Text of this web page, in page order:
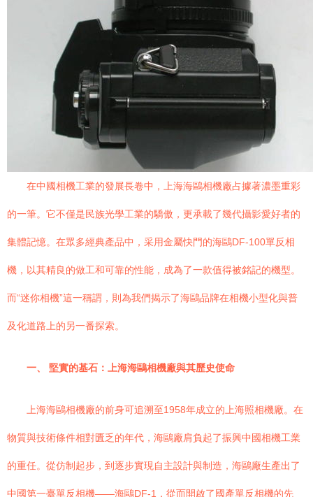
在中國相機工業的發展長卷中，上海海鷗相機廠占據著濃墨重彩
的一筆。它不僅是民族光學工業的驕傲，更承載了幾代攝影愛好者的
集體記憶。在眾多經典產品中，采用金屬快門的海鷗DF-100單反相
機，以其精良的做工和可靠的性能，成為了一款值得被銘記的機型。
而“迷你相機”這一稱謂，則為我們揭示了海鷗品牌在相機小型化與普
及化道路上的另一番探索。
一、 堅實的基石：上海海鷗相機廠與其歷史使命
上海海鷗相機廠的前身可追溯至1958年成立的上海照相機廠。在
物質與技術條件相對匱乏的年代，海鷗廠肩負起了振興中國相機工業
的重任。從仿制起步，到逐步實現自主設計與制造，海鷗廠生產出了
中國第一臺單反相機——海鷗DF-1，從而開啟了國產單反相機的先